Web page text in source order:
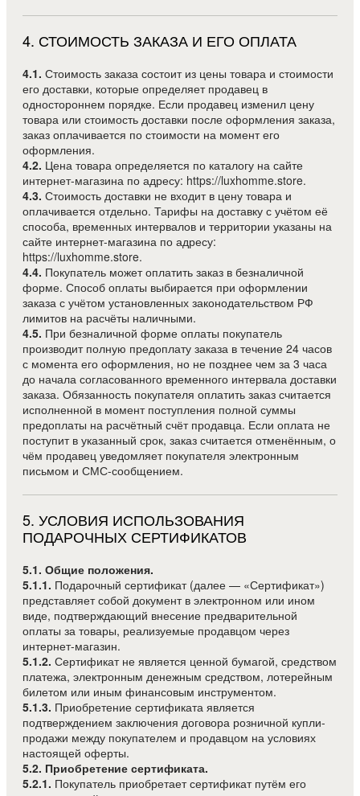
4. СТОИМОСТЬ ЗАКАЗА И ЕГО ОПЛАТА
4.1. Стоимость заказа состоит из цены товара и стоимости
его доставки, которые определяет продавец в
одностороннем порядке. Если продавец изменил цену
товара или стоимость доставки после оформления заказа,
заказ оплачивается по стоимости на момент его
оформления.
4.2. Цена товара определяется по каталогу на сайте
интернет-магазина по адресу: https://luxhomme.store.
4.3. Стоимость доставки не входит в цену товара и
оплачивается отдельно. Тарифы на доставку с учётом её
способа, временных интервалов и территории указаны на
сайте интернет-магазина по адресу:
https://luxhomme.store.
4.4. Покупатель может оплатить заказ в безналичной
форме. Способ оплаты выбирается при оформлении
заказа с учётом установленных законодательством РФ
лимитов на расчёты наличными.
4.5. При безналичной форме оплаты покупатель
производит полную предоплату заказа в течение 24 часов
с момента его оформления, но не позднее чем за 3 часа
до начала согласованного временного интервала доставки
заказа. Обязанность покупателя оплатить заказ считается
исполненной в момент поступления полной суммы
предоплаты на расчётный счёт продавца. Если оплата не
поступит в указанный срок, заказ считается отменённым, о
чём продавец уведомляет покупателя электронным
письмом и СМС-сообщением.
5.УСЛОВИЯ ИСПОЛЬЗОВАНИЯ
ПОДАРОЧНЫХ СЕРТИФИКАТОВ
5.1. Общие положения.
5.1.1. Подарочный сертификат (далее — «Сертификат»)
представляет собой документ в электронном или ином
виде, подтверждающий внесение предварительной
оплаты за товары, реализуемые продавцом через
интернет-магазин.
5.1.2. Сертификат не является ценной бумагой, средством
платежа, электронным денежным средством, лотерейным
билетом или иным финансовым инструментом.
5.1.3. Приобретение сертификата является
подтверждением заключения договора розничной купли-
продажи между покупателем и продавцом на условиях
настоящей оферты.
5.2. Приобретение сертификата.
5.2.1. Покупатель приобретает сертификат путём его